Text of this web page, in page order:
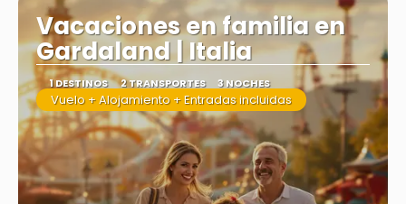
Vacaciones en familia en
Gardaland | Italia
1 DESTINOS 2 TRANSPORTES 3 NOCHES
Vuelo + Alojamiento + Entradas incluidas